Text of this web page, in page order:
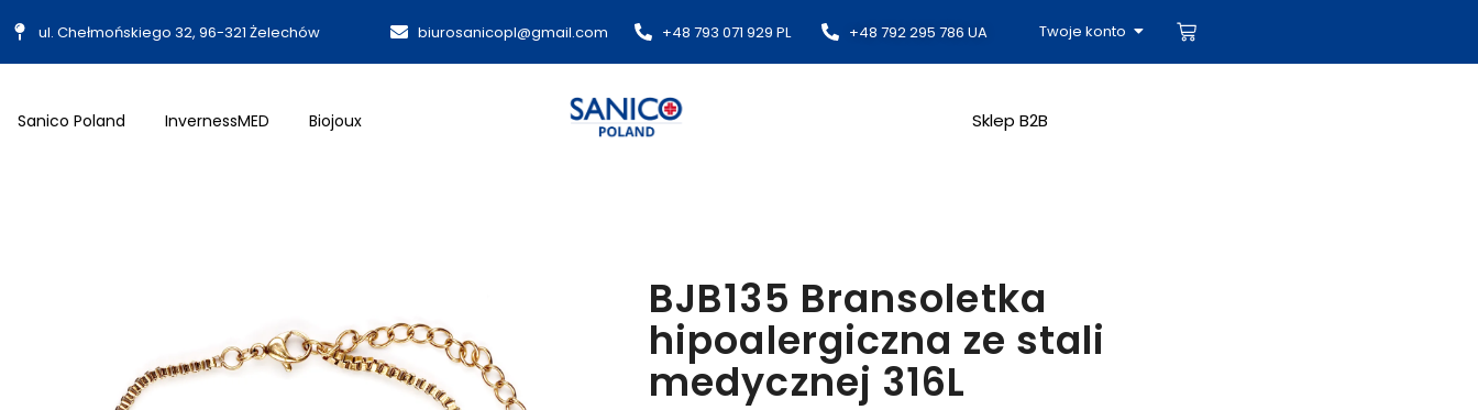
ul. Chełmońskiego 32, 96-321 Żelechów biurosanicopl@gmail.com​ +48 793 071 929 PL +48 792 295 786 UA Twoje konto
Sanico Poland InvernessMED Biojoux Sklep B2B
BJB135 Bransoletka
hipoalergiczna ze stali
medycznej 316L